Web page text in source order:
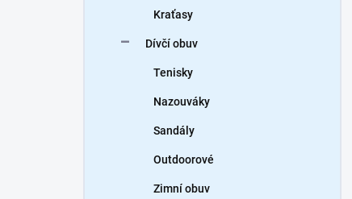
Kraťasy
Dívčí obuv
Tenisky
Nazouváky
Sandály
Outdoorové
Zimní obuv